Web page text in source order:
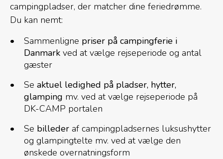
campingpladser, der matcher dine feriedrømme.
Du kan nemt:
Sammenligne priser på campingferie i
Danmark ved at vælge rejseperiode og antal
gæster
Se aktuel ledighed på pladser, hytter,
glamping mv. ved at vælge rejseperiode på
DK-CAMP portalen
Se billeder af campingpladsernes luksushytter
og glampingtelte mv. ved at vælge den
ønskede overnatningsform